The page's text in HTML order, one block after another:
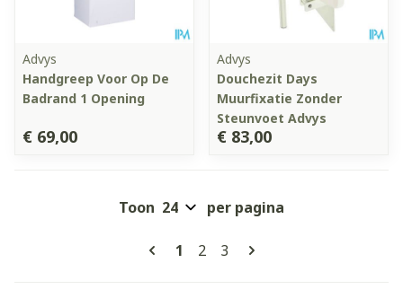
Advys
Handgreep Voor Op De
Badrand 1 Opening
€ 69,00
Advys
Douchezit Days
Muurfixatie Zonder
Steunvoet Advys
€ 83,00
Pagina's
U lees momenteel pagina
1 Pagina
2 Pagina
3
Toon per pagina